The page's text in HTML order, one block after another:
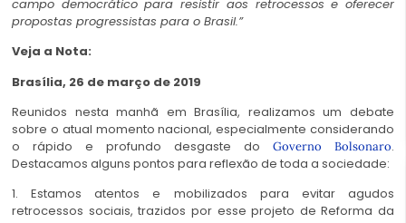
campo democrático para resistir aos retrocessos e oferecer
propostas progressistas para o Brasil.”
Veja a Nota:
Brasília, 26 de março de 2019
Reunidos nesta manhã em Brasília, realizamos um debate
sobre o atual momento nacional, especialmente considerando
o rápido e profundo desgaste do Governo Bolsonaro.
Destacamos alguns pontos para reflexão de toda a sociedade:
1. Estamos atentos e mobilizados para evitar agudos
retrocessos sociais, trazidos por esse projeto de Reforma da